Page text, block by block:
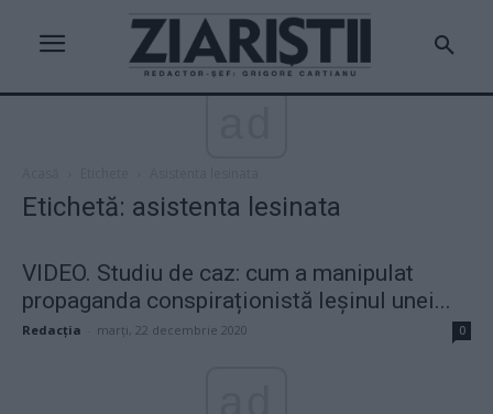
Etichetă: asistenta lesinata
VIDEO. Studiu de caz: cum a manipulat
propaganda conspiraționistă leșinul unei...
Redacţia marți, 22 decembrie 2020 0